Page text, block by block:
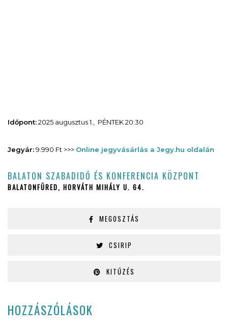
Időpont:2025 augusztus 1., PÉNTEK 20:30
Jegyár:9.990 Ft >>> Online jegyvásárlás a Jegy.hu oldalán
BALATON SZABADIDŐ ÉS KONFERENCIA KÖZPONT
BALATONFÜRED, HORVÁTH MIHÁLY U. 64.
MEGOSZTÁS
CSIRIP
KITŰZÉS
HOZZÁSZÓLÁSOK